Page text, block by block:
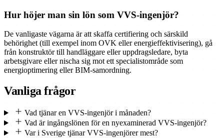
Hur höjer man sin lön som VVS-ingenjör?
De vanligaste vägarna är att skaffa certifiering och särskild
behörighet (till exempel inom OVK eller energieffektivisering), gå
från konstruktör till handläggare eller uppdragsledare, byta
arbetsgivare eller nischa sig mot ett specialistområde som
energioptimering eller BIM-samordning.
Vanliga frågor
Vad tjänar en VVS-ingenjör i månaden?
Vad är ingångslönen för en nyexaminerad VVS-ingenjör?
Var i Sverige tjänar VVS-ingenjörer mest?